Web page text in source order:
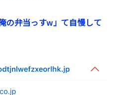
の弁当っすw」て自慢して